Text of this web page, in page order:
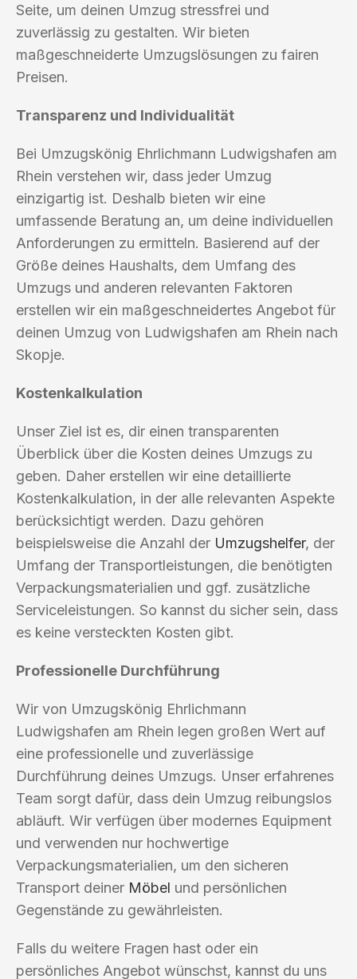
Seite, um deinen Umzug stressfrei und
zuverlässig zu gestalten. Wir bieten
maßgeschneiderte Umzugslösungen zu fairen
Preisen.
Transparenz und Individualität
Bei Umzugskönig Ehrlichmann Ludwigshafen am
Rhein verstehen wir, dass jeder Umzug
einzigartig ist. Deshalb bieten wir eine
umfassende Beratung an, um deine individuellen
Anforderungen zu ermitteln. Basierend auf der
Größe deines Haushalts, dem Umfang des
Umzugs und anderen relevanten Faktoren
erstellen wir ein maßgeschneidertes Angebot für
deinen Umzug von Ludwigshafen am Rhein nach
Skopje.
Kostenkalkulation
Unser Ziel ist es, dir einen transparenten
Überblick über die Kosten deines Umzugs zu
geben. Daher erstellen wir eine detaillierte
Kostenkalkulation, in der alle relevanten Aspekte
berücksichtigt werden. Dazu gehören
beispielsweise die Anzahl der Umzugshelfer, der
Umfang der Transportleistungen, die benötigten
Verpackungsmaterialien und ggf. zusätzliche
Serviceleistungen. So kannst du sicher sein, dass
es keine versteckten Kosten gibt.
Professionelle Durchführung
Wir von Umzugskönig Ehrlichmann
Ludwigshafen am Rhein legen großen Wert auf
eine professionelle und zuverlässige
Durchführung deines Umzugs. Unser erfahrenes
Team sorgt dafür, dass dein Umzug reibungslos
abläuft. Wir verfügen über modernes Equipment
und verwenden nur hochwertige
Verpackungsmaterialien, um den sicheren
Transport deiner Möbel und persönlichen
Gegenstände zu gewährleisten.
Falls du weitere Fragen hast oder ein
persönliches Angebot wünschst, kannst du uns